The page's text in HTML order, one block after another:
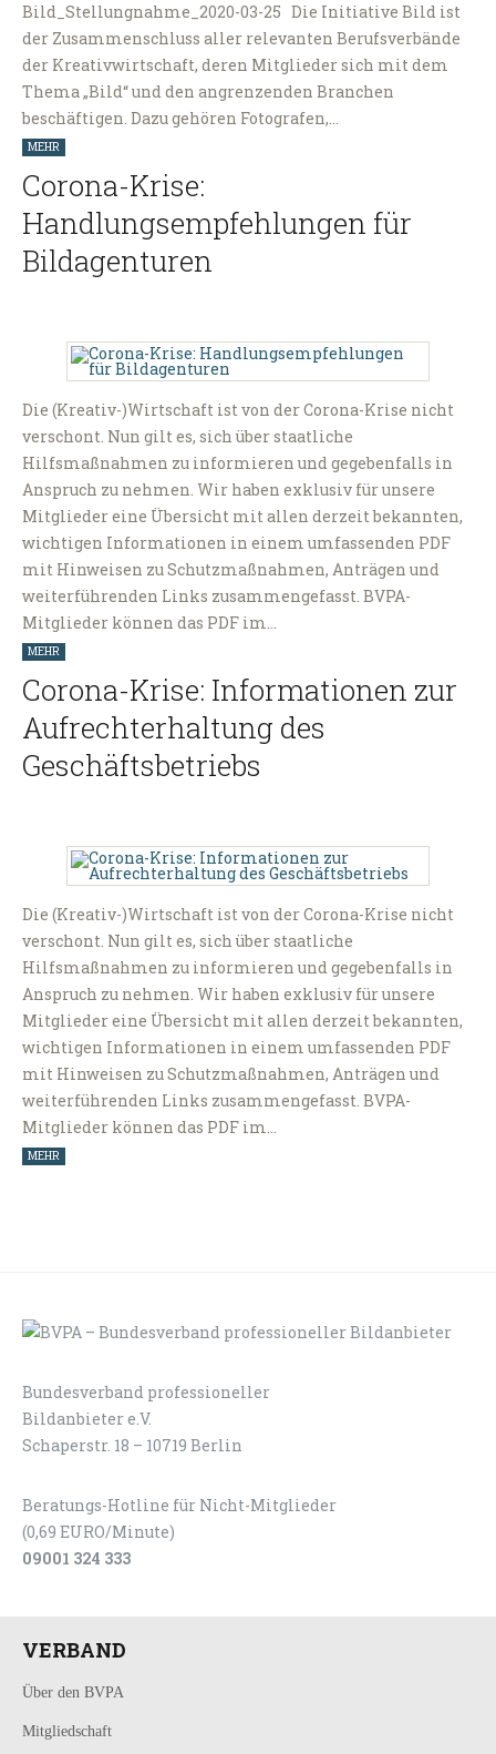
Bild_Stellungnahme_2020-03-25 Die Initiative Bild ist
der Zusammenschluss aller relevanten Berufsverbände
der Kreativwirtschaft, deren Mitglieder sich mit dem
Thema „Bild“ und den angrenzenden Branchen
beschäftigen. Dazu gehören Fotografen,…
MEHR
Corona-Krise:
Handlungsempfehlungen für
Bildagenturen
Die (Kreativ-)Wirtschaft ist von der Corona-Krise nicht
verschont. Nun gilt es, sich über staatliche
Hilfsmaßnahmen zu informieren und gegebenfalls in
Anspruch zu nehmen. Wir haben exklusiv für unsere
Mitglieder eine Übersicht mit allen derzeit bekannten,
wichtigen Informationen in einem umfassenden PDF
mit Hinweisen zu Schutzmaßnahmen, Anträgen und
weiterführenden Links zusammengefasst. BVPA-
Mitglieder können das PDF im…
MEHR
Corona-Krise: Informationen zur
Aufrechterhaltung des
Geschäftsbetriebs
Die (Kreativ-)Wirtschaft ist von der Corona-Krise nicht
verschont. Nun gilt es, sich über staatliche
Hilfsmaßnahmen zu informieren und gegebenfalls in
Anspruch zu nehmen. Wir haben exklusiv für unsere
Mitglieder eine Übersicht mit allen derzeit bekannten,
wichtigen Informationen in einem umfassenden PDF
mit Hinweisen zu Schutzmaßnahmen, Anträgen und
weiterführenden Links zusammengefasst. BVPA-
Mitglieder können das PDF im…
MEHR
Bundesverband professioneller
Bildanbieter e.V.
Schaperstr. 18 – 10719 Berlin
Beratungs-Hotline für Nicht-Mitglieder
(0,69 EURO/Minute)
09001 324 333
VERBAND
Über den BVPA
Mitgliedschaft